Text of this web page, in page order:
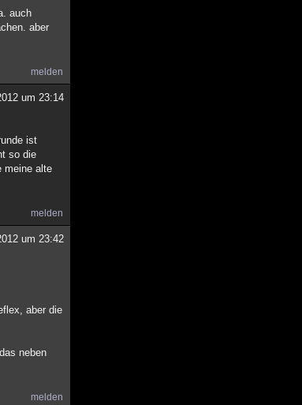
auch
aber
melden
um 23:14
ist
so die
meine alte
melden
um 23:42
aber die
neben
melden